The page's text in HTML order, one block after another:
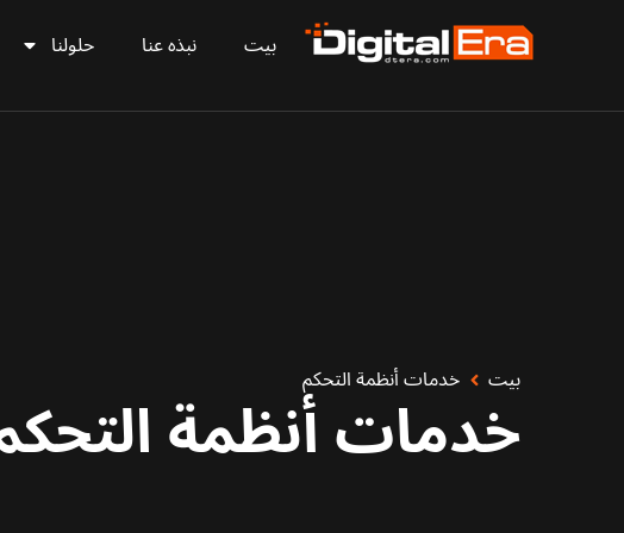
بيت نبذه عنا حلولنا
بيت خدمات أنظمة التحكم
خدمات أنظمة